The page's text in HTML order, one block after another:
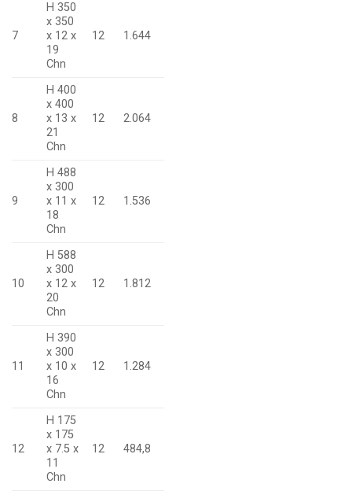
7
H 350
x 350
x 12 x
19
Chn
12 1.644
8
H 400
x 400
x 13 x
21
Chn
12 2.064
9
H 488
x 300
x 11 x
18
Chn
12 1.536
10
H 588
x 300
x 12 x
20
Chn
12 1.812
11
H 390
x 300
x 10 x
16
Chn
12 1.284
12
H 175
x 175
x 7.5 x
11
Chn
12 484,8